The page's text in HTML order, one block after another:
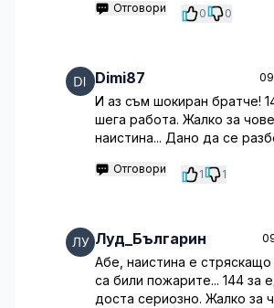
Отговори 0 0
Dimi87
И аз съм шокиран братче!
шега работа. Жалко за
наистина... Дано да се
Отговори 1 1
Луд_Българин
Абе, наистина е стряскащо
са били пожарите... 144 за
доста сериозно. Жалко за